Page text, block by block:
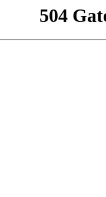
504